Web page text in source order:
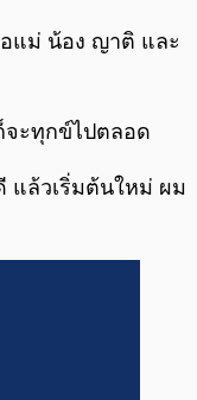
แม่ น้อง ญาติ และ
จะทุกข์ไปตลอด
แล้วเริ่มต้นใหม่ ผม